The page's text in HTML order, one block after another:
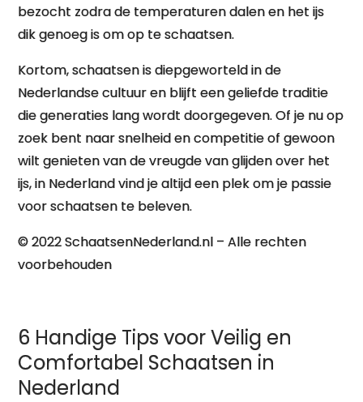
bezocht zodra de temperaturen dalen en het ijs
dik genoeg is om op te schaatsen.
Kortom, schaatsen is diepgeworteld in de
Nederlandse cultuur en blijft een geliefde traditie
die generaties lang wordt doorgegeven. Of je nu op
zoek bent naar snelheid en competitie of gewoon
wilt genieten van de vreugde van glijden over het
ijs, in Nederland vind je altijd een plek om je passie
voor schaatsen te beleven.
© 2022 SchaatsenNederland.nl – Alle rechten
voorbehouden
6 Handige Tips voor Veilig en
Comfortabel Schaatsen in
Nederland